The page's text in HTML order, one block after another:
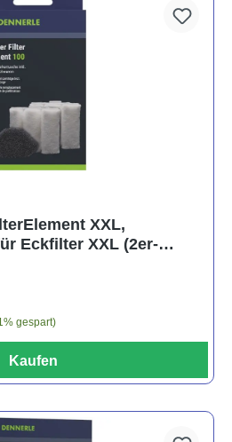
XXL,
Eckfilter XXL (2er-
gespart)
Kaufen